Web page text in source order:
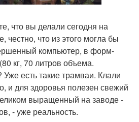
что вы делали сегодня на
честно, что из этого могла бы
компьютер, в форм-
кг, 70 литров объема.
есть такие трамваи. Клали
и для здоровья полезен свежий
выращенный на заводе -
- уже реальность.